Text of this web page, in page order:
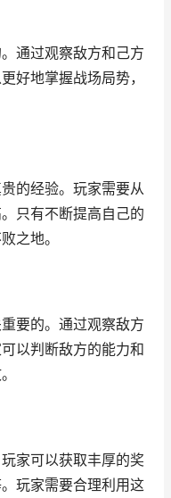
通过观察敌方和己方
好地掌握战场局势，
的经验。玩家需要从
只有不断提高自己的
之地。
要的。通过观察敌方
以判断敌方的能力和
家可以获取丰厚的奖
玩家需要合理利用这